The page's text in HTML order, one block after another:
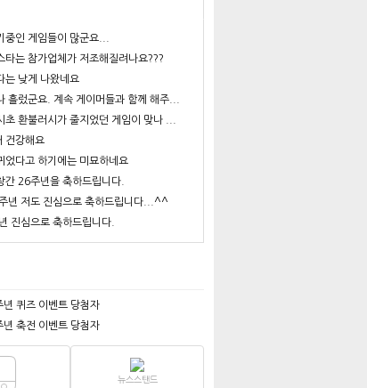
중인 게임들이 많군요...
타는 참가업체가 저조해질려나요???
는 낮게 나왔네요
흘렀군요. 계속 게이머들과 함께 해주...
초 환불러시가 줄지었던 게임이 맞나 ...
건강해요
었다고 하기에는 미묘하네요
간 26주년을 축하드립니다.
년 저도 진심으로 축하드립니다...^^
진심으로 축하드립니다.
년 퀴즈 이벤트 당첨자
년 축전 이벤트 당첨자
뉴스스탠드